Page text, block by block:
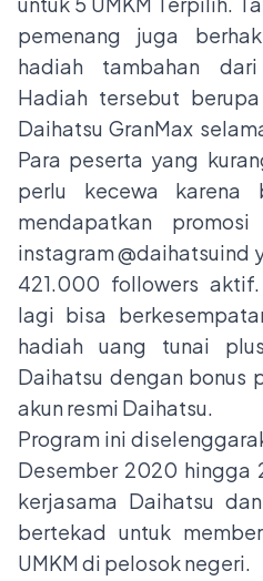
pemenang juga
hadiah tambahan
Hadiah tersebut
Daihatsu GranMax
Para peserta yang
perlu kecewa karena
mendapatkan
instagram@daihatsuind
421.000 followers
lagi bisa
hadiah uang tunai
Daihatsu dengan bonus
akun resmi Daihatsu.
Program ini
Desember 2020 hingga
kerjasama Daihatsu
bertekad untuk
UMKM di pelosok negeri.